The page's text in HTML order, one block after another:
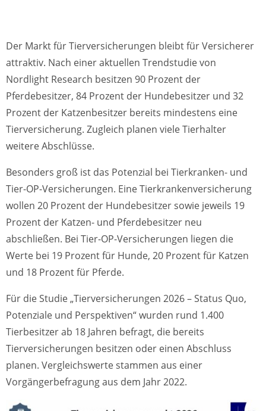
Der Markt für Tierversicherungen bleibt für Versicherer
attraktiv. Nach einer aktuellen Trendstudie von
Nordlight Research besitzen 90 Prozent der
Pferdebesitzer, 84 Prozent der Hundebesitzer und 32
Prozent der Katzenbesitzer bereits mindestens eine
Tierversicherung. Zugleich planen viele Tierhalter
weitere Abschlüsse.
Besonders groß ist das Potenzial bei Tierkranken- und
Tier-OP-Versicherungen. Eine Tierkrankenversicherung
wollen 20 Prozent der Hundebesitzer sowie jeweils 19
Prozent der Katzen- und Pferdebesitzer neu
abschließen. Bei Tier-OP-Versicherungen liegen die
Werte bei 19 Prozent für Hunde, 20 Prozent für Katzen
und 18 Prozent für Pferde.
Für die Studie „Tierversicherungen 2026 – Status Quo,
Potenziale und Perspektiven“ wurden rund 1.400
Tierbesitzer ab 18 Jahren befragt, die bereits
Tierversicherungen besitzen oder einen Abschluss
planen. Vergleichswerte stammen aus einer
Vorgängerbefragung aus dem Jahr 2022.